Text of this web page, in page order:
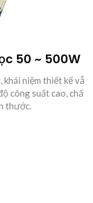
50 ~ 500W
niệm thiết kế vẫn
suất cao, chất